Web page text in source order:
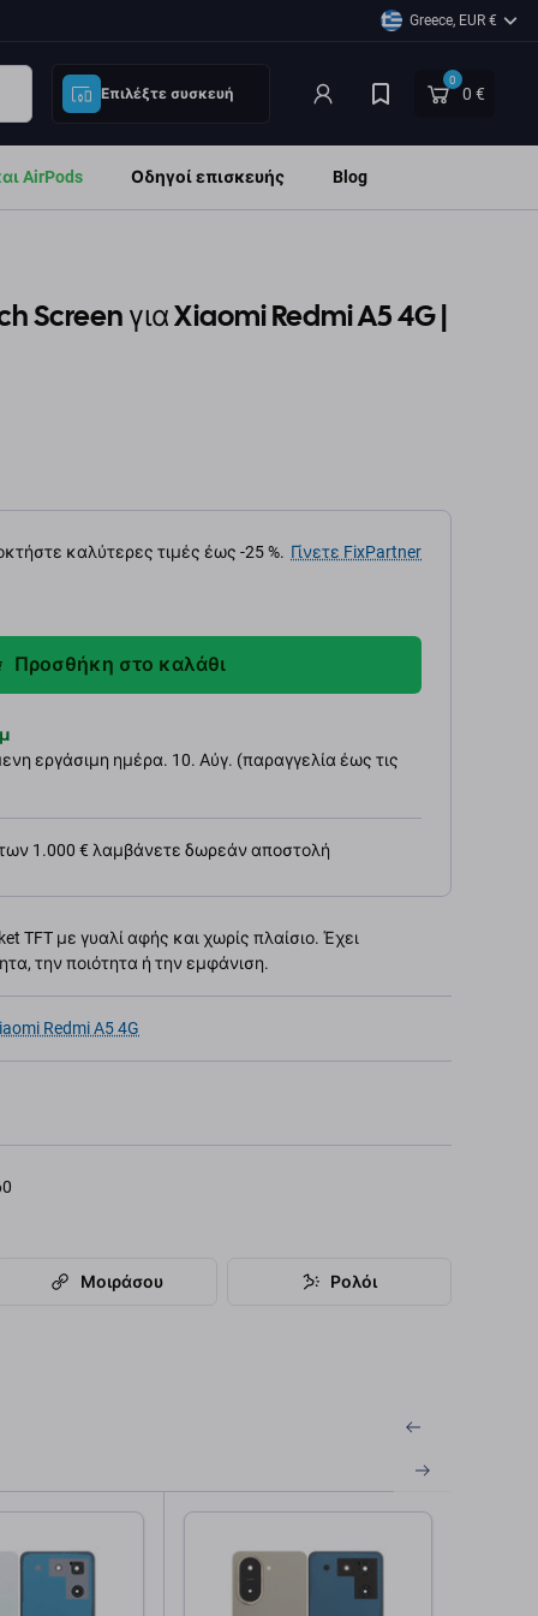
Greece, EUR €
Επιλέξτε συσκευή
0
0 €
AirPods Οδηγοί επισκευής Blog
Screen για Xiaomi Redmi A5 4G |
καλύτερες τιμές έως -25 %. Γίνετε FixPartner
Προσθήκη στο καλάθι
εργάσιμη ημέρα. 10. Αύγ. (παραγγελία έως τις
1.000 € λαμβάνετε δωρεάν αποστολή
TFT με γυαλί αφής και χωρίς πλαίσιο. Έχει
την ποιότητα ή την εμφάνιση.
Redmi A5 4G
Μοιράσου Ρολόι